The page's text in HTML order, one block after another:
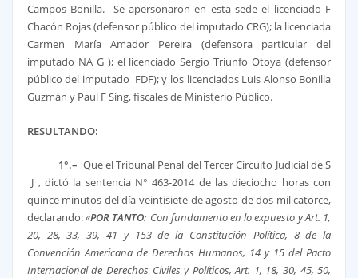
Campos Bonilla. Se apersonaron en esta sede el licenciado F
Chacón Rojas (defensor público del imputado CRG); la licenciada
Carmen María Amador Pereira (defensora particular del
imputado NA G ); el licenciado Sergio Triunfo Otoya (defensor
público del imputado FDF); y los licenciados Luis Alonso Bonilla
Guzmán y Paul F Sing, fiscales de Ministerio Público.
RESULTANDO:
1°.– Que el Tribunal Penal del Tercer Circuito Judicial de S
J , dictó la sentencia N° 463-2014 de las dieciocho horas con
quince minutos del día veintisiete de agosto de dos mil catorce,
declarando:«POR TANTO: Con fundamento en lo expuesto y Art. 1,
20, 28, 33, 39, 41 y 153 de la Constitución Política, 8 de la
Convención Americana de Derechos Humanos, 14 y 15 del Pacto
Internacional de Derechos Civiles y Políticos, Art. 1, 18, 30, 45, 50,